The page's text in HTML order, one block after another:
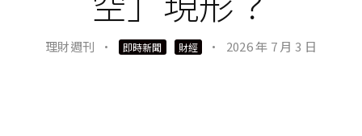
理財週刊 · 即時新聞 財經 · 2026 年 7 月 3 日